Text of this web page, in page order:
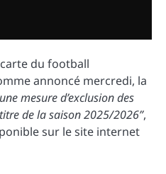
carte du football
annoncé mercredi, la
mesure d’exclusion des
de la saison 2025/2026”,
sur le site internet